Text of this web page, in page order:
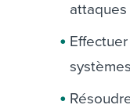
attaques
systèmes